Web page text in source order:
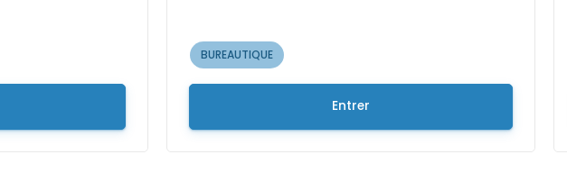
BUREAUTIQUE
Entrer